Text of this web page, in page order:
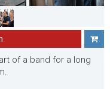
of a band for a long